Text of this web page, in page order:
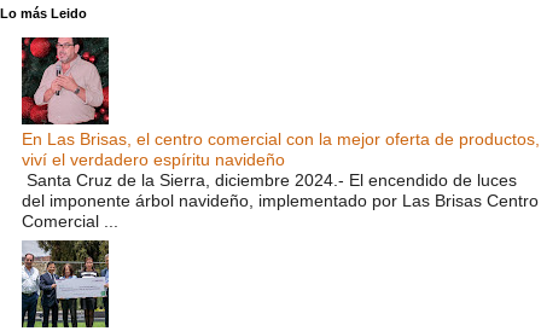
Lo más Leido
En Las Brisas, el centro comercial con la mejor oferta de productos,
viví el verdadero espíritu navideño
Santa Cruz de la Sierra, diciembre 2024.- El encendido de luces
del imponente árbol navideño, implementado por Las Brisas Centro
Comercial ...